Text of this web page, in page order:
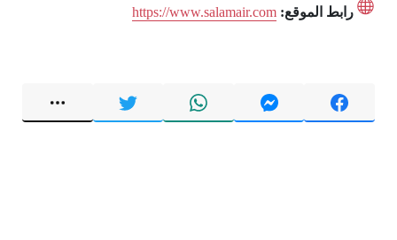
رابط الموقع: https://www.salamair.com